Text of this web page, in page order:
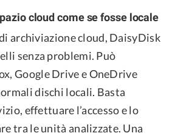
cloud come se fosse locale
archiviazione cloud, DaisyDisk
senza problemi. Può
Google Drive e OneDrive
dischi locali. Basta
effettuare l’accesso e lo
tra le unità analizzate. Una